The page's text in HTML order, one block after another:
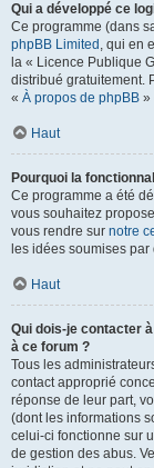
Qui a développé ce
Ce programme (dans
phpBB Limited , qui en
la « Licence Publique
distribué gratuitement.
« À propos de phpBB »
Haut
Pourquoi la
Ce programme a été
vous souhaitez
vous rendre sur notre
les idées soumises
Haut
Qui dois-je contacter
à ce forum ?
Tous les
contact approprié
réponse de leur part,
(dont les informations
celui-ci fonctionne sur
de gestion des abus.